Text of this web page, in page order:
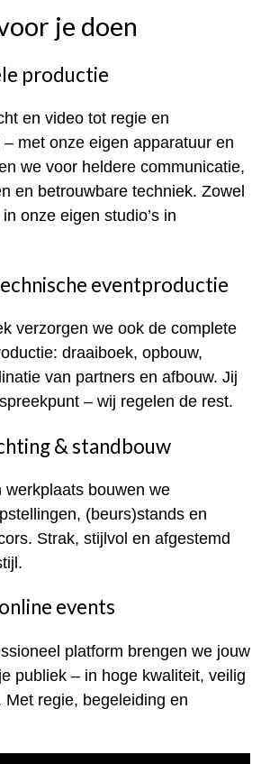
je doen
productie
en video tot regie en
– met onze eigen apparatuur en
we voor heldere communicatie,
en betrouwbare techniek. Zowel
onze eigen studio’s in
eventproductie
verzorgen we ook de complete
draaiboek, opbouw,
van partners en afbouw. Jij
– wij regelen de rest.
& standbouw
werkplaats bouwen we
(beurs)stands en
Strak, stijlvol en afgestemd
events
platform brengen we jouw
publiek – in hoge kwaliteit, veilig
Met regie, begeleiding en